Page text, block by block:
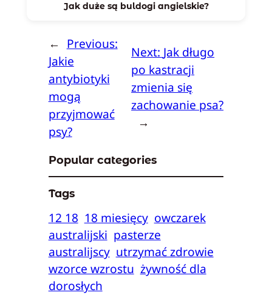
Jak duże są buldogi angielskie?
← Previous:
Jakie
antybiotyki
mogą
przyjmować
psy?
Next: Jak długo
po kastracji
zmienia się
zachowanie psa?
→
Popular categories
Tags
12 18 18 miesięcy owczarek
australijski pasterze
australijscy utrzymać zdrowie
wzorce wzrostu żywność dla
dorosłych